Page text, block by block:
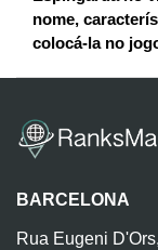
nome,
colocá-la no
BARCELONA
Rua Eugeni